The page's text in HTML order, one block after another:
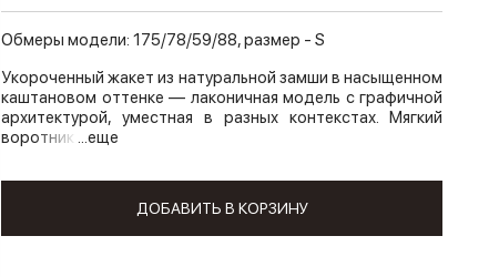
Обмеры модели: 175/78/59/88, размер - S
Укороченный жакет из натуральной замши в насыщенном
каштановом оттенке — лаконичная модель с графичной
архитектурой, уместная в разных контекстах. Мягкий
воротник ...еще
ДОБАВИТЬ В КОРЗИНУ